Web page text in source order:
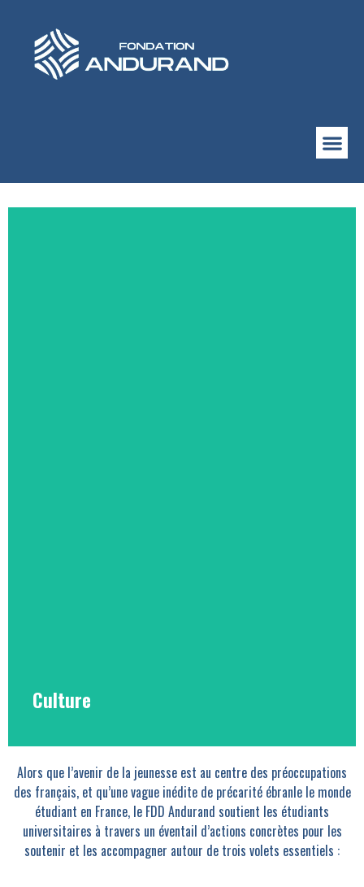
Culture
Alors que l’avenir de la jeunesse est au centre des préoccupations
des français, et qu’une vague inédite de précarité ébranle le monde
étudiant en France, le FDD Andurand soutient les étudiants
universitaires à travers un éventail d’actions concrètes pour les
soutenir et les accompagner autour de trois volets essentiels :